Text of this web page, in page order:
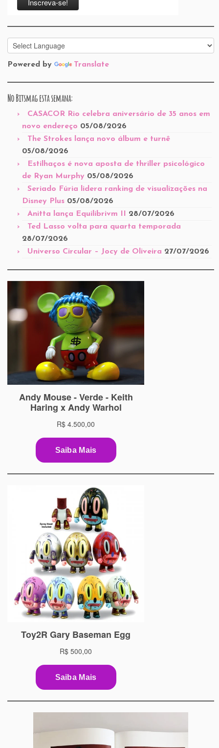
Powered by Translate
No Bitsmag esta semana:
CASACOR Rio celebra aniversário de 35 anos em
novo endereço 05/08/2026
The Strokes lança novo álbum e turnê
05/08/2026
Estilhaços é nova aposta de thriller psicológico
de Ryan Murphy 05/08/2026
Seriado Fúria lidera ranking de visualizações na
Disney Plus 05/08/2026
Anitta lança Equilibrivm II
28/07/2026
Ted Lasso volta para quarta temporada
28/07/2026
Universo Circular – Jocy de Oliveira 27/07/2026